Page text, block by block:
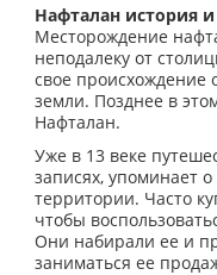
Нафталан история
Месторождение
неподалеку от
свое происхождение
земли. Позднее в
Нафталан.
Уже в 13 веке
записях, упоминает
территории. Часто
чтобы
Они набирали ее и
заниматься ее